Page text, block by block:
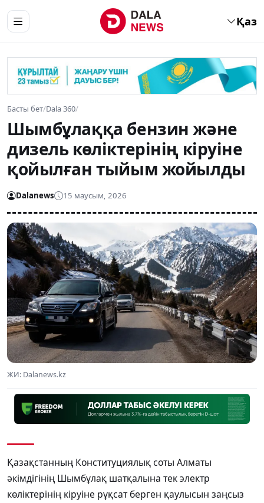
Қаз
Басты бет/Dala 360/
Шымбұлаққа бензин және
дизель көліктерінің кіруіне
қойылған тыйым жойылды
Dalanews 15 маусым, 2026
ЖИ: Dalanews.kz
Қазақстанның Конституциялық соты Алматы
әкімдігінің Шымбұлақ шатқалына тек электр
көліктерінің кіруіне рұқсат берген қаулысын заңсыз